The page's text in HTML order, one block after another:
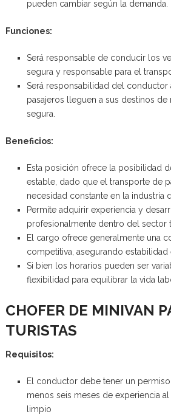
pueden cambiar según la demanda.
Funciones:
Será responsable de conducir los
segura y responsable para el
Será responsabilidad del conductor
pasajeros lleguen a sus destinos
segura.
Beneficios:
Esta posición ofrece la posibilidad
estable, dado que el transporte de
necesidad constante en la industria
Permite adquirir experiencia y
profesionalmente dentro del sector
El cargo ofrece generalmente una
competitiva, asegurando estabilidad
Si bien los horarios pueden ser
flexibilidad para equilibrar la vida
CHOFER DE MINIVAN
TURISTAS
Requisitos:
El conductor debe tener un
menos seis meses de experiencia al
limpio